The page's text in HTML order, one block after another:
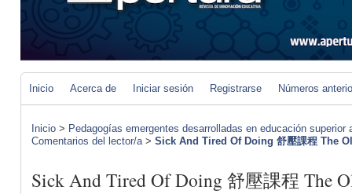
Inicio Acerca de Iniciar sesión Registrarse Números
Inicio > Pedagogías emergentes desarrolladas en educación
Comentarios del lector/a> Sick And Tired Of Doing 舒壓課程 The
Sick And Tired Of Doing 舒壓課程 The